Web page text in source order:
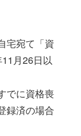
宅宛て「資
月26日以
でに資格喪
録済の場合